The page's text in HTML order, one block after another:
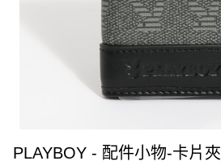
PLAYBOY - 配件小物-卡片夾 卡片夾系列 - 灰